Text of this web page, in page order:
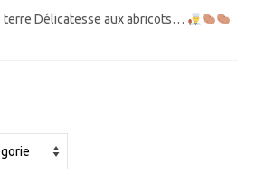
terre Délicatesse aux abricots…